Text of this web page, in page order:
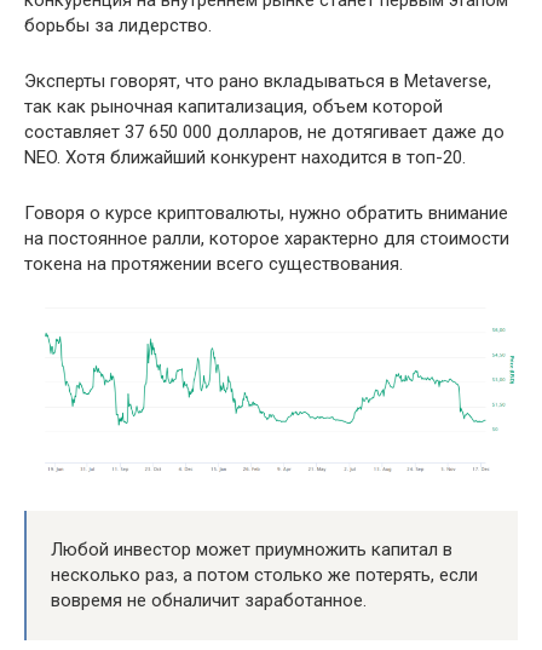
борьбы за лидерство.
Эксперты говорят, что рано вкладываться в Metaverse,
так как рыночная капитализация, объем которой
составляет 37 650 000 долларов, не дотягивает даже до
NEO. Хотя ближайший конкурент находится в топ-20.
Говоря о курсе криптовалюты, нужно обратить внимание
на постоянное ралли, которое характерно для стоимости
токена на протяжении всего существования.
Любой инвестор может приумножить капитал в
несколько раз, а потом столько же потерять, если
вовремя не обналичит заработанное.